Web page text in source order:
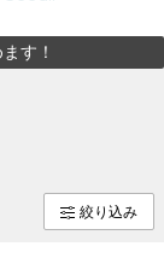
す！
絞り込み